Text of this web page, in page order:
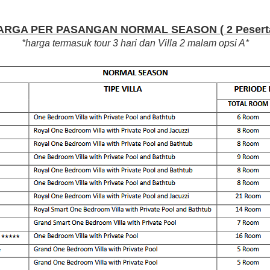
PER PASANGAN NORMAL SEASON ( 2
*harga termasuk tour 3 hari dan Villa 2 malam opsi A*